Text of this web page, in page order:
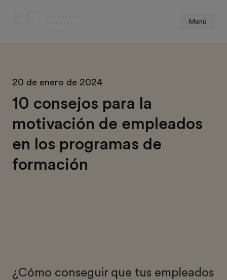
Menú
20 de enero de 2024
10 consejos para la
motivación de empleados
en los programas de
formación
¿Cómo conseguir que tus empleados